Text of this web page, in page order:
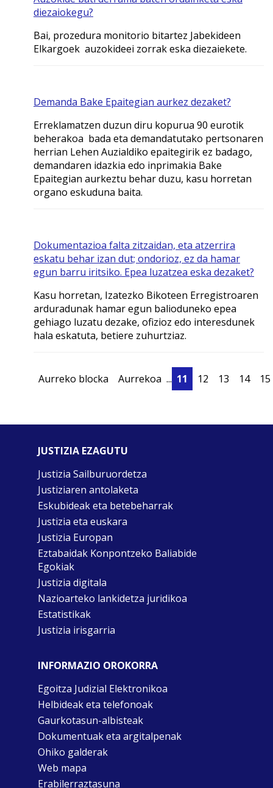
diezaiokegu?
Bai, prozedura monitorio bitartez Jabekideen
Elkargoek auzokideei zorrak eska diezaiekete.
Demanda Bake Epaitegian aurkez dezaket?
Erreklamatzen duzun diru kopurua 90 eurotik
beherakoa bada eta demandatutako pertsonaren
herrian Lehen Auzialdiko epaitegirik ez badago,
demandaren idazkia edo inprimakia Bake
Epaitegian aurkeztu behar duzu, kasu horretan
organo eskuduna baita.
Dokumentazioa falta zitzaidan, eta atzerrira
eskatu behar izan dut; ondorioz, ez da hamar
egun barru iritsiko. Epea luzatzea eska dezaket?
Kasu horretan, Izatezko Bikoteen Erregistroaren
arduradunak hamar egun balioduneko epea
gehiago luzatu dezake, ofizioz edo interesdunek
hala eskatuta, betiere zuhurtziaz.
Aurreko blocka Aurrekoa ... 11 12 13 14 15
JUSTIZIA EZAGUTU
Justizia Sailburuordetza
Justiziaren antolaketa
Eskubideak eta betebeharrak
Justizia eta euskara
Justizia Europan
Eztabaidak Konpontzeko Baliabide
Egokiak
Justizia digitala
Nazioarteko lankidetza juridikoa
Estatistikak
Justizia irisgarria
INFORMAZIO OROKORRA
Egoitza Judizial Elektronikoa
Helbideak eta telefonoak
Gaurkotasun-albisteak
Dokumentuak eta argitalpenak
Ohiko galderak
Web mapa
Erabilerraztasuna